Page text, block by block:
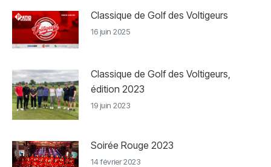
Classique de Golf des Voltigeurs
16 juin 2025
Classique de Golf des Voltigeurs,
édition 2023
19 juin 2023
Soirée Rouge 2023
14 février 2023